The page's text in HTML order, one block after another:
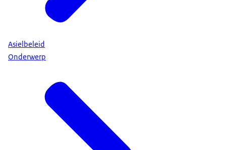
Asielbeleid
Onderwerp